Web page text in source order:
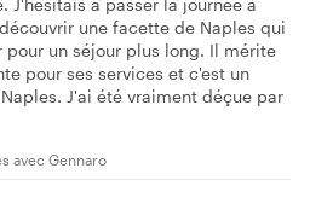
une facette de Naples qui
pour un séjour plus long. Il mérite
pour ses services et c'est un
J'ai été vraiment déçue par
avec Gennaro